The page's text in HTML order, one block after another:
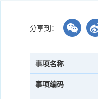
分享到：
事项名称
事项编码